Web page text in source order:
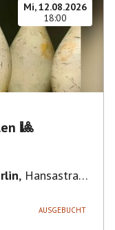
Mi, 12.08.2026
18:00
🎱
, Hansastraße
AUSGEBUCHT